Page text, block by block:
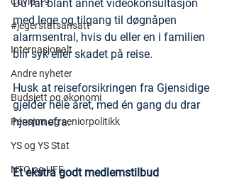
#jegerstatsansatt
Internasjonalt
Andre nyheter
Budsjett og økonomi
Pensjon og seniorpolitikk
YS og YS Stat
NTO og UFE
Du får blant annet videokonsultasjon
med lege og tilgang til døgnåpen
alarmsentral, hvis du eller en i familien
blir syk eller skadet på reise.
Husk at reiseforsikringen fra Gjensidige
gjelder hele året, med én gang du drar
hjemmefra.
Et ekstra godt medlemstilbud